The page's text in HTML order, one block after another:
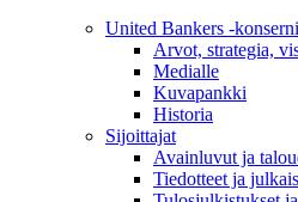
United Bankers -konserni
Arvot, strategia,
Medialle
Kuvapankki
Historia
Sijoittajat
Avainluvut ja
Tiedotteet ja